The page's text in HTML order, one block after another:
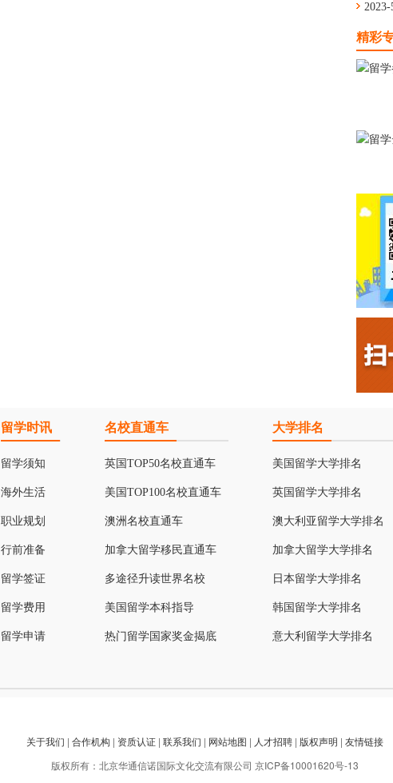
留学
2023-
华通
精彩
留学时讯
留学须知
海外生活
职业规划
行前准备
留学签证
留学费用
留学申请
名校直通车
英国TOP50名校直通车
美国TOP100名校直通车
澳洲名校直通车
加拿大留学移民直通车
多途径升读世界名校
美国留学本科指导
热门留学国家奖金揭底
大学排名
美国留学大学排名
英国留学大学排名
澳大利亚留学大学排名
加拿大留学大学排名
日本留学大学排名
韩国留学大学排名
意大利留学大学排名
关于我们 | 合作机构 | 资质认证| 联系我们 | 网站地图 | 人才招聘| 版权声明 | 友情链接
版权所有：北京华通信诺国际文化交流有限公司 京ICP备10001620号-13